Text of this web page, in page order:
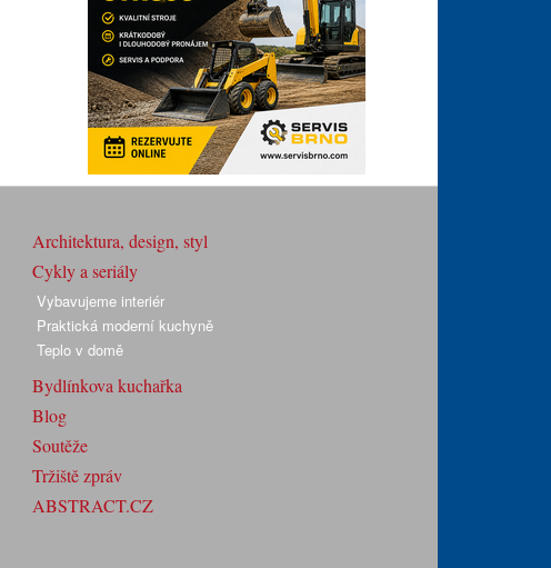
Architektura, design, styl
Cykly a seriály
Vybavujeme interiér
Praktická moderní kuchyně
Teplo v domě
Bydlínkova kuchařka
Blog
Soutěže
Tržiště zpráv
ABSTRACT.CZ